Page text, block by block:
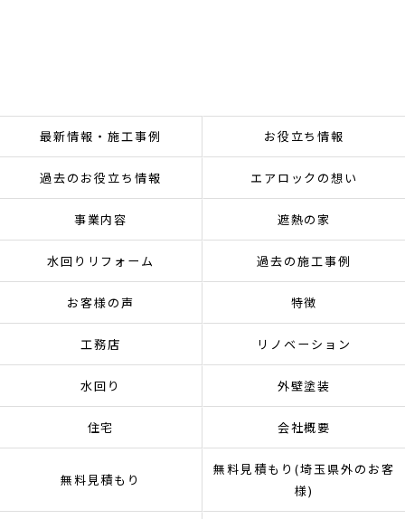
最新情報・施工事例 お役立ち情報
過去のお役立ち情報 エアロックの想い
事業内容 遮熱の家
水回りリフォーム 過去の施工事例
お客様の声 特徴
工務店 リノベーション
水回り 外壁塗装
住宅 会社概要
無料見積もり
無料見積もり(埼玉県外のお客
様)